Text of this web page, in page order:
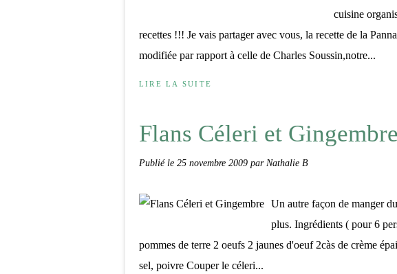
cuisine
recettes !!! Je vais partager avec vous, la recette de la
modifiée par rapport à celle de Charles Soussin,notre...
LIRE LA SUITE
Flans Céleri et Gingembre
Publié le 25 novembre 2009 par Nathalie B
Un autre façon de manger
plus. Ingrédients ( pour 6
pommes de terre 2 oeufs 2 jaunes d'oeuf 2càs de crème
sel, poivre Couper le céleri...